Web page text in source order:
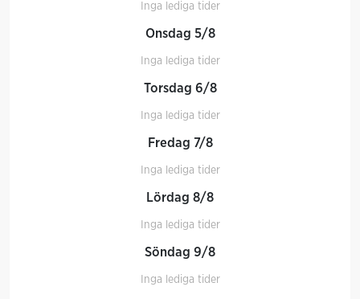
Inga lediga tider
Onsdag 5/8
Inga lediga tider
Torsdag 6/8
Inga lediga tider
Fredag 7/8
Inga lediga tider
Lördag 8/8
Inga lediga tider
Söndag 9/8
Inga lediga tider